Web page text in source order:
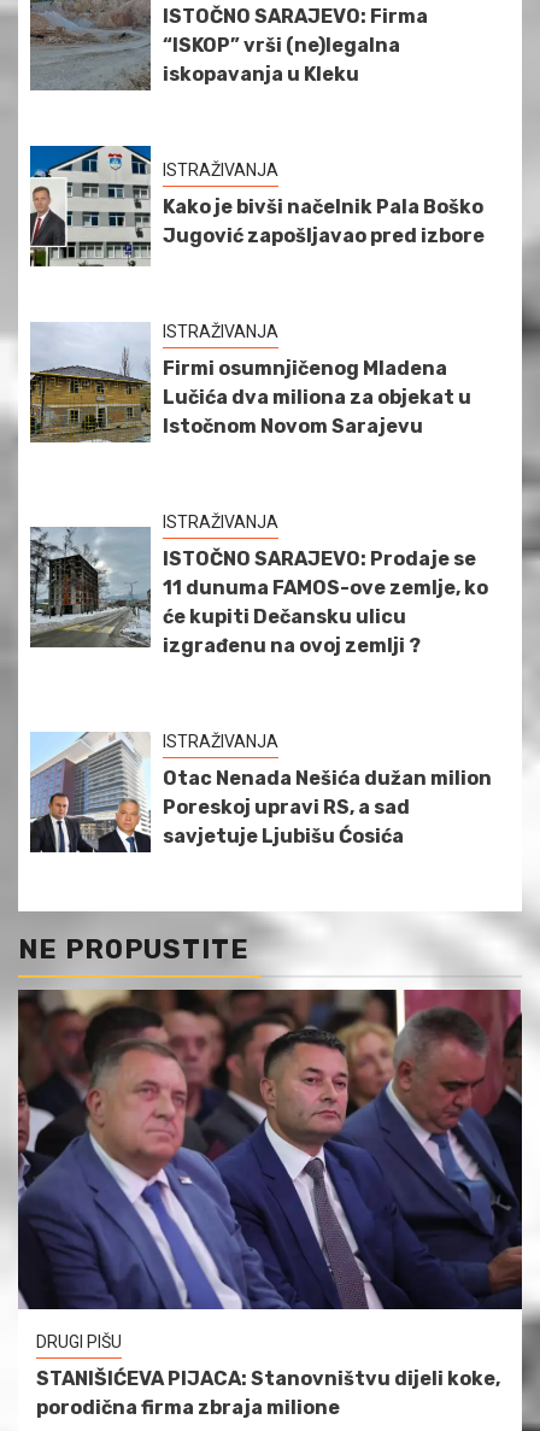
ISTOČNO SARAJEVO: Firma
“ISKOP” vrši (ne)legalna
iskopavanja u Kleku
ISTRAŽIVANJA
Kako je bivši načelnik Pala Boško
Jugović zapošljavao pred izbore
ISTRAŽIVANJA
Firmi osumnjičenog Mladena
Lučića dva miliona za objekat u
Istočnom Novom Sarajevu
ISTRAŽIVANJA
ISTOČNO SARAJEVO: Prodaje se
11 dunuma FAMOS-ove zemlje, ko
će kupiti Dečansku ulicu
izgrađenu na ovoj zemlji ?
ISTRAŽIVANJA
Otac Nenada Nešića dužan milion
Poreskoj upravi RS, a sad
savjetuje Ljubišu Ćosića
NE PROPUSTITE
DRUGI PIŠU
STANIŠIĆEVA PIJACA: Stanovništvu dijeli koke,
porodična firma zbraja milione